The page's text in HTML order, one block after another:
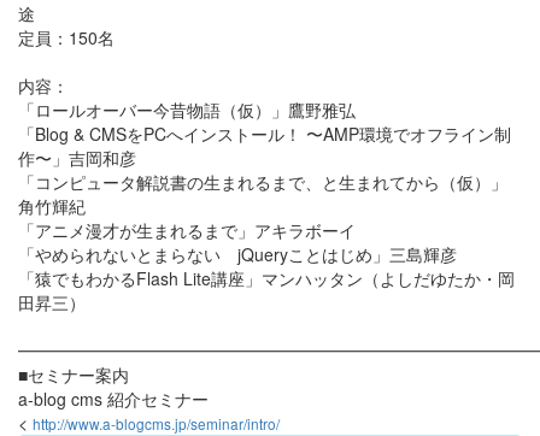
途
定員：150名
内容：
「ロールオーバー今昔物語（仮）」鷹野雅弘
「Blog & CMSをPCへインストール！ 〜AMP環境でオフライン制
作〜」吉岡和彦
「コンピュータ解説書の生まれるまで、と生まれてから（仮）」
角竹輝紀
「アニメ漫才が生まれるまで」アキラボーイ
「やめられないとまらない jQueryことはじめ」三島輝彦
「猿でもわかるFlash Lite講座」マンハッタン（よしだゆたか・岡
田昇三）
■セミナー案内
a-blog cms 紹介セミナー
< http://www.a-blogcms.jp/seminar/intro/